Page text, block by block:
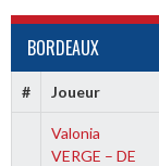
BORDEAUX
# Joueur
Valonia
VERGE – DE